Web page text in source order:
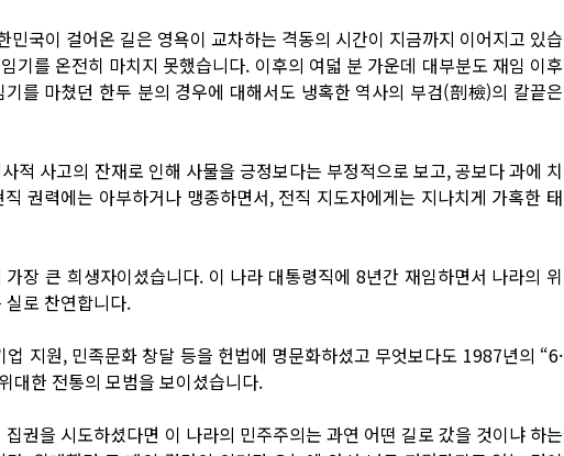
국이 걸어온 길은 영욕이 교차하는 격동의 시간이 지금까지 이어지고 있습
기를 온전히 마치지 못했습니다. 이후의 여덟 분 가운데 대부분도 재임 이후
를 마쳤던 한두 분의 경우에 대해서도 냉혹한 역사의 부검(剖檢)의 칼끝은
적 사고의 잔재로 인해 사물을 긍정보다는 부정적으로 보고, 공보다 과에 치
권력에는 아부하거나 맹종하면서, 전직 지도자에게는 지나치게 가혹한 태
장 큰 희생자이셨습니다. 이 나라 대통령직에 8년간 재임하면서 나라의 위
로 찬연합니다.
지원, 민족문화 창달 등을 헌법에 명문화하셨고 무엇보다도 1987년의 “6·
대한 전통의 모범을 보이셨습니다.
권을 시도하셨다면 이 나라의 민주주의는 과연 어떤 길로 갔을 것이냐 하는